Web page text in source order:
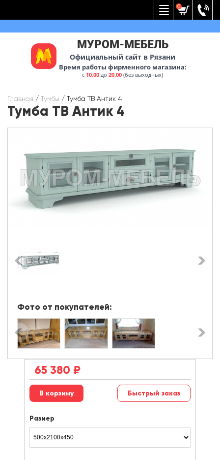
0
МУРОМ-МЕБЕЛЬ
Официальный сайт в Рязани
Время работы фирменного магазина:
с 10.00 до20.00 (без выходных)
Главная / Тумбы / Тумба ТВ Антик 4
Тумба ТВ Антик 4
Фото от покупателей:
65 380 ₽
Быстрый заказ
Размер